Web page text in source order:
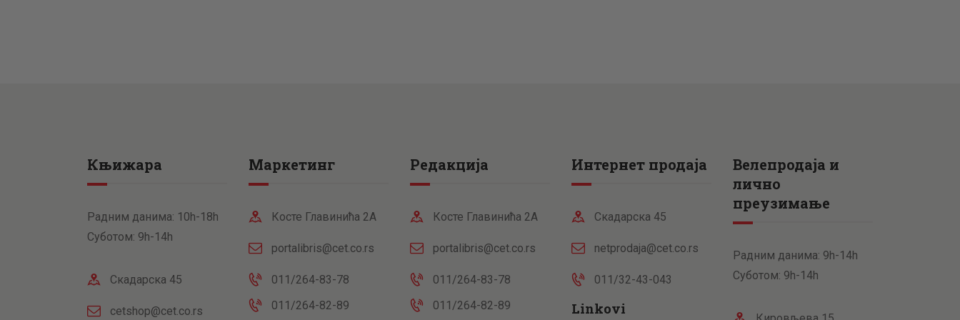
Књижара
Радним данима: 10h-18h
Суботом: 9h-14h
Скадарска 45
cetshop@cet.co.rs
Маркетинг
Косте Главинића 2А
portalibris@cet.co.rs
011/264-83-78
011/264-82-89
Редакција
Косте Главинића 2А
portalibris@cet.co.rs
011/264-83-78
011/264-82-89
Интернет продаја
Скадарска 45
netprodaja@cet.co.rs
011/32-43-043
Linkovi
Велепродаја и
лично
преузимање
Радним данима: 9h-14h
Суботом: 9h-14h